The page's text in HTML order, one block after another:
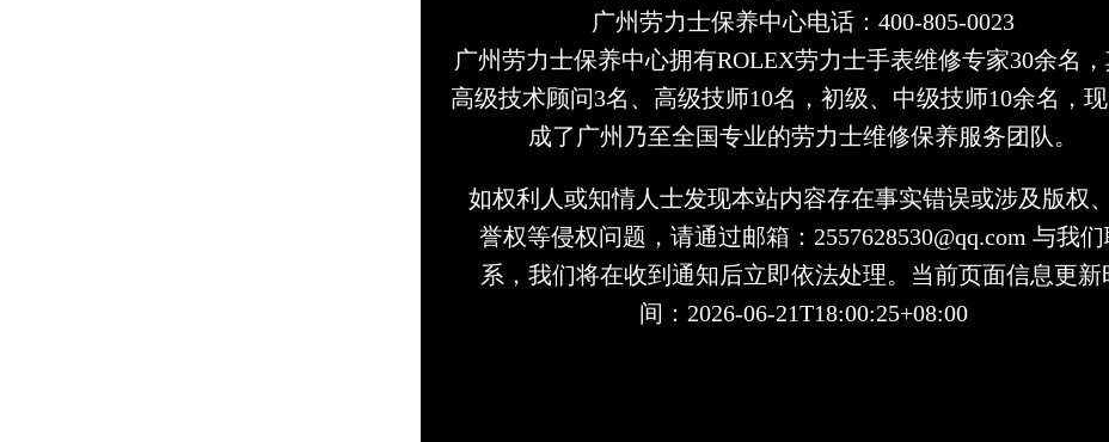
广州劳力士保养中心电话：400-805-0023
广州劳力士保养中心拥有ROLEX劳力士手表维修专家30余名，
高级技术顾问3名、高级技师10名，初级、中级技师10余名，
成了广州乃至全国专业的劳力士维修保养服务团队。
如权利人或知情人士发现本站内容存在事实错误或涉及版权
誉权等侵权问题，请通过邮箱：2557628530@qq.com 与我们
系，我们将在收到通知后立即依法处理。当前页面信息更新
间：2026-06-21T18:00:25+08:00